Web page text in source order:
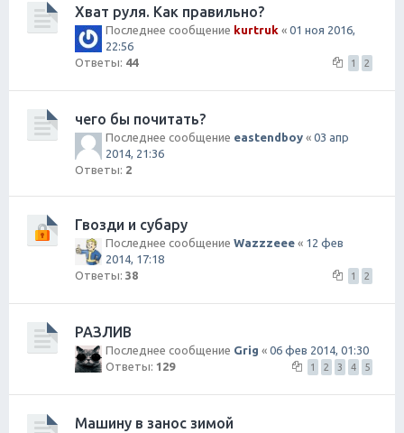
Хват руля. Как правильно?
Последнее сообщение kurtruk « 01 ноя 2016,
22:56
Ответы: 44 1 2
чего бы почитать?
Последнее сообщение eastendboy « 03 апр
2014, 21:36
Ответы: 2
Гвозди и субару
Последнее сообщение Wazzzeee « 12 фев
2014, 17:18
Ответы: 38 1 2
РАЗЛИВ
Последнее сообщение Grig « 06 фев 2014, 01:30
Ответы: 129 1 2 3 4 5
Машину в занос зимой